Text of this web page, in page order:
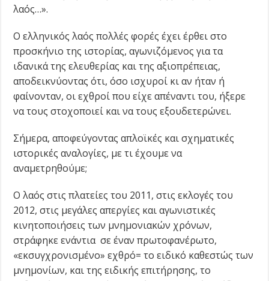
λαός…».
Ο ελληνικός λαός πολλές φορές έχει έρθει στο
προσκήνιο της ιστορίας, αγωνιζόμενος για τα
ιδανικά της ελευθερίας και της αξιοπρέπειας,
αποδεικνύοντας ότι, όσο ισχυροί κι αν ήταν ή
φαίνονταν, οι εχθροί που είχε απέναντι του, ήξερε
να τους στοχοποιεί και να τους εξουδετερώνει.
Σήμερα, αποφεύγοντας απλοϊκές και σχηματικές
ιστορικές αναλογίες, με τι έχουμε να
αναμετρηθούμε;
Ο λαός στις πλατείες του 2011, στις εκλογές του
2012, στις μεγάλες απεργίες και αγωνιστικές
κινητοποιήσεις των μνημονιακών χρόνων,
στράφηκε ενάντια σε έναν πρωτοφανέρωτο,
«εκσυγχρονισμένο» εχθρό= το ειδικό καθεστώς των
μνημονίων, και της ειδικής επιτήρησης, το